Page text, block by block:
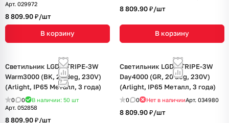
Арт. 029972
8 809.90 ₽/шт
В корзину
8 809.90 ₽/шт
В корзину
Светильник LGD-STRIPE-3W
Warm3000 (BK, 20 deg, 230V)
(Arlight, IP65 Металл, 3 года)
0 0 В наличии: 50 шт
Арт. 052858
8 809.90 ₽/шт
Светильник LGD-STRIPE-3W
Day4000 (GR, 20 deg, 230V)
(Arlight, IP65 Металл, 3 года)
0 0 Нет в наличииАрт. 034980
8 809.90 ₽/шт